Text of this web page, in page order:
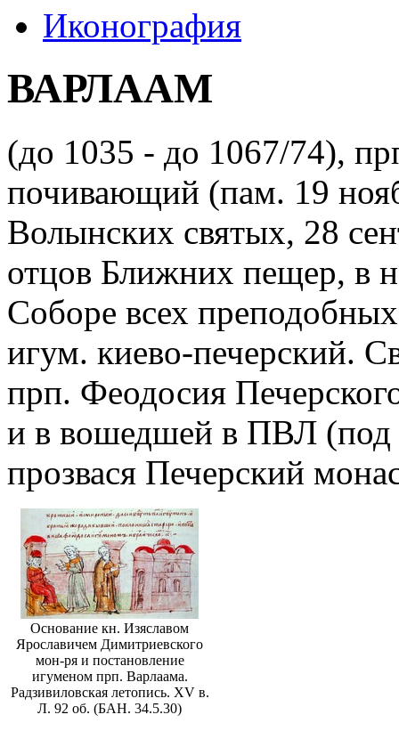
Иконография
ВАРЛААМ
(до 1035 - до 1067/74),
почивающий (пам. 19
Волынских святых, 28
отцов Ближних пещер, в
Соборе всех
игум. киево-печерский.
прп. Феодосия
и в вошедшей в ПВЛ (под
прозвася Печерский
Основание кн. Изяславом
Ярославичем Димитриевского
мон-ря и постановление
игуменом прп. Варлаама.
Радзивиловская летопись. XV в.
Л. 92 об. (БАН. 34.5.30)